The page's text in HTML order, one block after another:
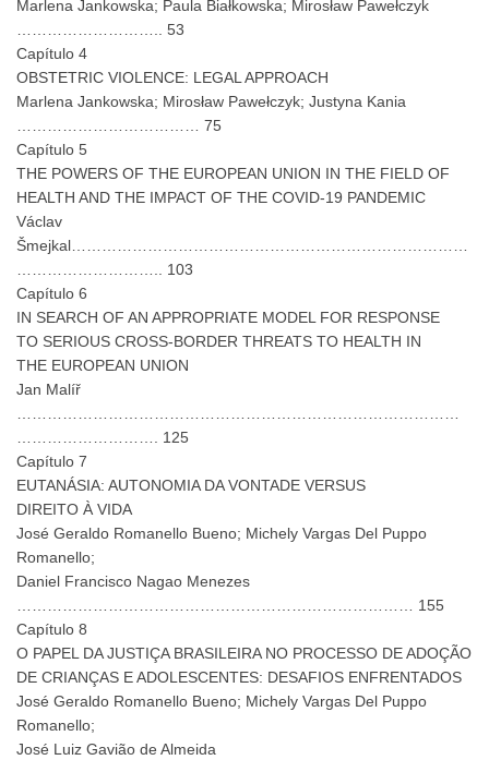
Marlena Jankowska; Paula Białkowska; Mirosław Pawełczyk
……………………….. 53
Capítulo 4
OBSTETRIC VIOLENCE: LEGAL APPROACH
Marlena Jankowska; Mirosław Pawełczyk; Justyna Kania
……………………………… 75
Capítulo 5
THE POWERS OF THE EUROPEAN UNION IN THE FIELD OF
HEALTH AND THE IMPACT OF THE COVID-19 PANDEMIC
Václav
Šmejkal……………………………………………………………………
……………………….. 103
Capítulo 6
IN SEARCH OF AN APPROPRIATE MODEL FOR RESPONSE
TO SERIOUS CROSS-BORDER THREATS TO HEALTH IN
THE EUROPEAN UNION
Jan Malíř
………………………. 125
Capítulo 7
EUTANÁSIA: AUTONOMIA DA VONTADE VERSUS
DIREITO À VIDA
José Geraldo Romanello Bueno; Michely Vargas Del Puppo
Romanello;
Daniel Francisco Nagao Menezes
…………………………………………………………………… 155
Capítulo 8
O PAPEL DA JUSTIÇA BRASILEIRA NO PROCESSO DE ADOÇÃO
DE CRIANÇAS E ADOLESCENTES: DESAFIOS ENFRENTADOS
José Geraldo Romanello Bueno; Michely Vargas Del Puppo
Romanello;
José Luiz Gavião de Almeida